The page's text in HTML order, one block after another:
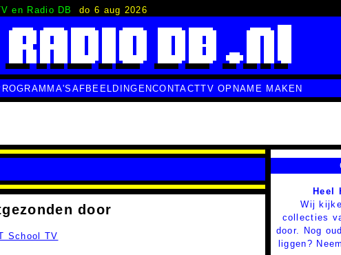
en Radio DB do 6 aug 2026
AFBEELDINGENCONTACTTV OPNAME MAKEN
door
School TV
Heel
Wij
collecties
door. Nog
liggen?